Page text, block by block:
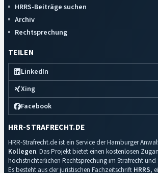
HRRS-Beiträge suchen
Archiv
Rechtsprechung
TEILEN
LinkedIn
Xing
Facebook
HRR-STRAFRECHT.DE
HRR-Strafrecht.de ist ein Service der Hamburger
Kollegen. Das Projekt bietet einen kostenlosen
höchstrichterlichen Rechtsprechung im Strafrecht und
Es besteht aus der juristischen Fachzeitschrift HRRS,